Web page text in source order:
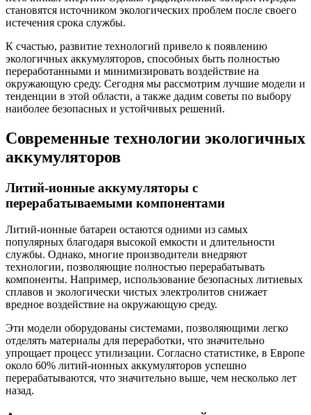
становятся источником экологических проблем после своего
истечения срока службы.
К счастью, развитие технологий привело к появлению
экологичных аккумуляторов, способных быть полностью
переработанными и минимизировать воздействие на
окружающую среду. Сегодня мы рассмотрим лучшие модели и
тенденции в этой области, а также дадим советы по выбору
наиболее безопасных и устойчивых решений.
Современные технологии экологичных
аккумуляторов
Литий-ионные аккумуляторы с
перерабатываемыми компонентами
Литий-ионные батареи остаются одними из самых
популярных благодаря высокой емкости и длительности
службы. Однако, многие производители внедряют
технологии, позволяющие полностью перерабатывать
компоненты. Например, использование безопасных литиевых
сплавов и экологически чистых электролитов снижает
вредное воздействие на окружающую среду.
Эти модели оборудованы системами, позволяющими легко
отделять материалы для переработки, что значительно
упрощает процесс утилизации. Согласно статистике, в Европе
около 60% литий-ионных аккумуляторов успешно
перерабатываются, что значительно выше, чем несколько лет
назад.